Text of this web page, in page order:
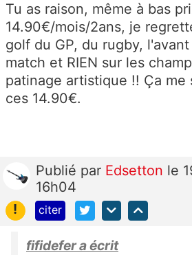
Tu as raison, même à bas
14.90€/mois/2ans, je
golf du GP, du rugby,
match et RIEN sur les
patinage artistique !! Ça me
ces 14.90€.
Publié par Edsetton le
16h04
!
citer
fifidefer a écrit